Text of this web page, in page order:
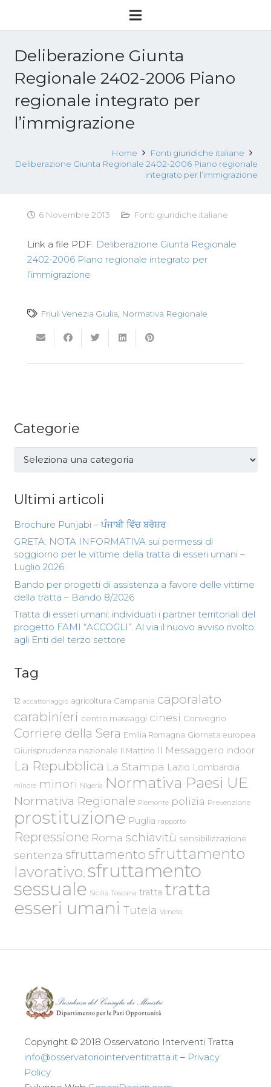
Deliberazione Giunta
Regionale 2402-2006 Piano
regionale integrato per
l’immigrazione
Home
Fonti giuridiche italiane
Deliberazione Giunta Regionale 2402-2006 Piano regionale
integrato per l’immigrazione
6 Novembre 2013 Fonti giuridiche italiane
Link a file PDF: Deliberazione Giunta Regionale
2402-2006 Piano regionale integrato per
l’immigrazione
Friuli Venezia Giulia Normativa Regionale
Categorie
Categorie
Ultimi articoli
Brochure Punjabi – ਪੰਜਾਬੀ ਵਿੱਚ ਬਰੋਸ਼ਰ
GRETA: NOTA INFORMATIVA sui permessi di
soggiorno per le vittime della tratta di esseri umani –
Luglio 2026
Bando per progetti di assistenza a favore delle vittime
della tratta – Bando 8/2026
Tratta di esseri umani: individuati i partner territoriali del
progetto FAMI “ACCOGLI”. Al via il nuovo avviso rivolto
agli Enti del terzo settore
Tag
12 accattonaggio agricoltura Campania caporalato
carabinieri centro massaggi cinesi Convegno
Corriere della Sera Emilia Romagna Giornata europea
Giurisprudenza nazionale Il Mattino Il Messaggero indoor
La Repubblica La Stampa Lazio Lombardia
minore minori Nigeria Normativa Paesi UE
Normativa Regionale Piemonte polizia Prevenzione
prostituzione Puglia rapporto
Repressione Roma schiavitù sensibilizzazione
sentenza sfruttamento sfruttamento
lavorativo.sfruttamento
sessuale Sicilia Toscana tratta tratta
esseri umani Tutela Veneto
Copyright © 2018 Osservatorio Interventi Tratta
info@osservatoriointerventitratta.it – Privacy
Policy